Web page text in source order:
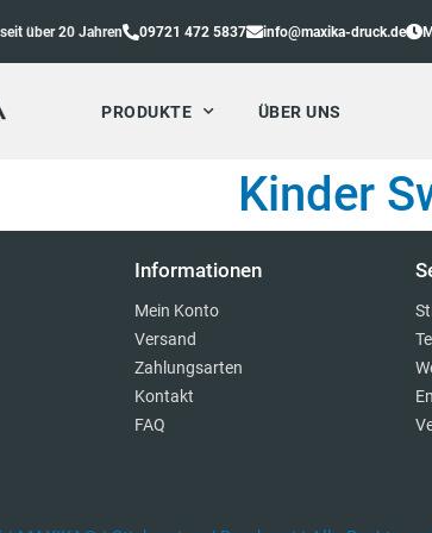
über 20 Jahren 09721 472 5837 info@maxika-druck.de
PRODUKTE ÜBER UNS
Kinder
Informationen
Mein Konto
Versand
Zahlungsarten
Kontakt
FAQ